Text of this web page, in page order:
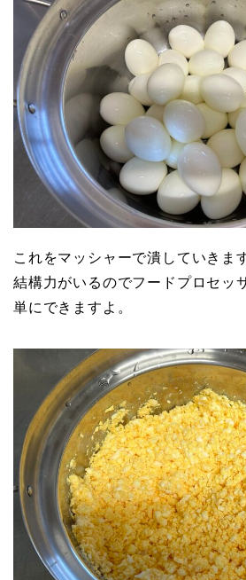
これをマッシャーで潰していきま
結構力がいるのでフードプロセッ
単にできますよ。